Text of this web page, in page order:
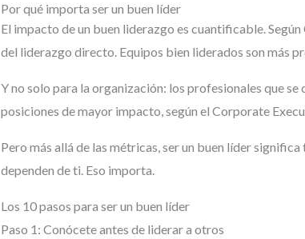
Por qué importa ser un buen líder
El impacto de un buen liderazgo es cuantificable.
del liderazgo directo. Equipos bien liderados son más
Y no solo para la organización: los profesionales que
posiciones de mayor impacto, según el Corporate
Pero más allá de las métricas, ser un buen líder
dependen de ti. Eso importa.
Los 10 pasos para ser un buen líder
Paso 1: Conócete antes de liderar a otros